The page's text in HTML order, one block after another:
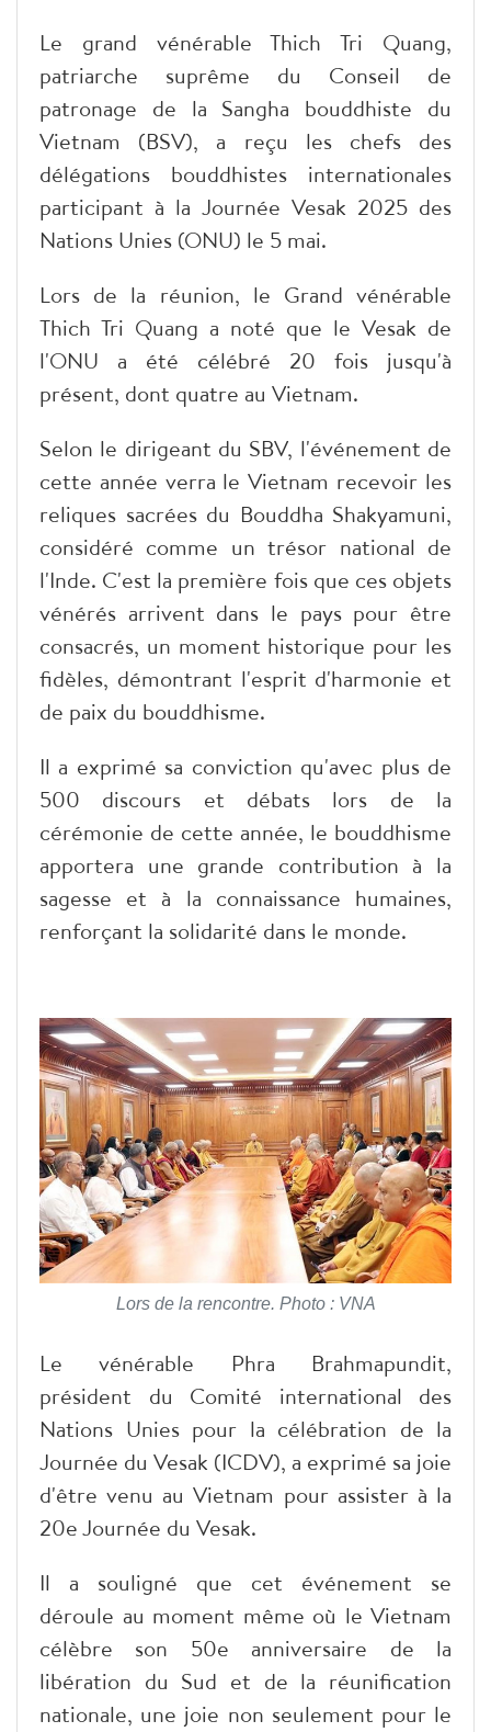
Le grand vénérable Thich Tri Quang,
patriarche suprême du Conseil de
patronage de la Sangha bouddhiste du
Vietnam (BSV), a reçu les chefs des
délégations bouddhistes internationales
participant à la Journée Vesak 2025 des
Nations Unies (ONU) le 5 mai.
Lors de la réunion, le Grand vénérable
Thich Tri Quang a noté que le Vesak de
l'ONU a été célébré 20 fois jusqu'à
présent, dont quatre au Vietnam.
Selon le dirigeant du SBV, l'événement de
cette année verra le Vietnam recevoir les
reliques sacrées du Bouddha Shakyamuni,
considéré comme un trésor national de
l'Inde. C'est la première fois que ces objets
vénérés arrivent dans le pays pour être
consacrés, un moment historique pour les
fidèles, démontrant l'esprit d'harmonie et
de paix du bouddhisme.
Il a exprimé sa conviction qu'avec plus de
500 discours et débats lors de la
cérémonie de cette année, le bouddhisme
apportera une grande contribution à la
sagesse et à la connaissance humaines,
renforçant la solidarité dans le monde.
Lors de la rencontre. Photo : VNA
Le vénérable Phra Brahmapundit,
président du Comité international des
Nations Unies pour la célébration de la
Journée du Vesak (ICDV), a exprimé sa joie
d'être venu au Vietnam pour assister à la
20e Journée du Vesak.
Il a souligné que cet événement se
déroule au moment même où le Vietnam
célèbre son 50e anniversaire de la
libération du Sud et de la réunification
nationale, une joie non seulement pour le